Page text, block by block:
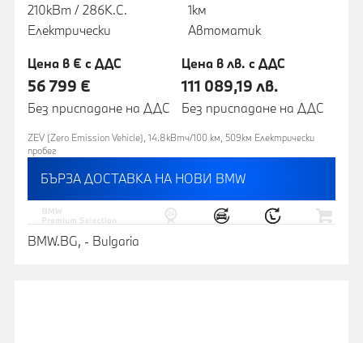
210кВт / 286К.С.
Електрически
1км
Автоматик
Цена в € с ДДС
56 799 €
Без приспадане на ДДС
Цена в лв. с ДДС
111 089,19 лв.
Без приспадане на ДДС
ZEV (Zero Emission Vehicle), 14.8кВтч/100 км, 509км Eлектрически
пробег
БЪРЗА ДОСТАВКА НА НОВИ BMW
BMW.BG, - Bulgaria